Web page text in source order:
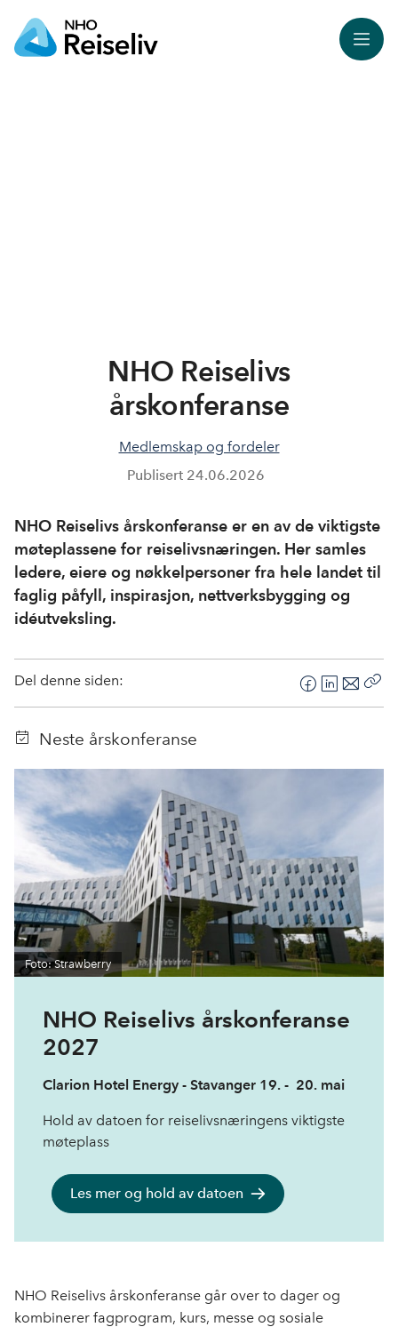
Meny
NHO Reiselivs
årskonferanse
Medlemskap og fordeler
Publisert 24.06.2026
NHO Reiselivs årskonferanse er en av de viktigste
møteplassene for reiselivsnæringen. Her samles
ledere, eiere og nøkkelpersoner fra hele landet til
faglig påfyll, inspirasjon, nettverksbygging og
idéutveksling.
Del denne siden:
F
a
L
i
E
-
Neste årskonferanse
Foto: Strawberry
NHO Reiselivs årskonferanse
2027
Clarion Hotel Energy - Stavanger 19. - 20. mai
Hold av datoen for reiselivsnæringens viktigste
møteplass
Les mer og hold av datoen
NHO Reiselivs årskonferanse går over to dager og
kombinerer fagprogram, kurs, messe og sosiale